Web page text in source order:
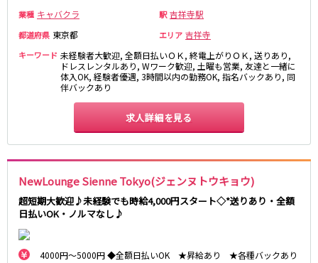
業種 キャバクラ 駅 吉祥寺駅
都道府県 東京都 エリア 吉祥寺
キーワード 未経験者大歓迎, 全額日払いＯＫ, 終電上がりＯＫ, 送りあり,
ドレスレンタルあり, Wワーク歓迎, 土曜も営業, 友達と一緒に
体入OK, 経験者優遇, 3時間以内の勤務OK, 指名バックあり, 同
伴バックあり
求人詳細を見る
NewLounge Sienne Tokyo(ジェンヌトウキョウ)
超短期大歓迎♪未経験でも時給4,000円スタート◇*送りあり・全額
日払いOK・ノルマなし♪
4000円～5000円 ◆全額日払いOK ★昇給あり ★各種バックあり
東急田園都市線
渋谷駅
溝の口駅
三軒茶屋駅
鷺沼駅
たまプラーザ駅
あざみ野駅
藤が丘駅
二子玉川駅
中央林間駅
桜新町駅
東急世田谷線
三軒茶屋駅
西太子堂駅
下高井戸駅
宮の坂駅
松原駅
JR南武線